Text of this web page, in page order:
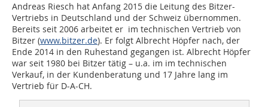
Andreas Riesch hat Anfang 2015 die Leitung des Bitzer-
Vertriebs in Deutschland und der Schweiz übernommen.
Bereits seit 2006 arbeitet er im technischen Vertrieb von
Bitzer (www.bitzer.de). Er folgt Albrecht Höpfer nach, der
Ende 2014 in den Ruhestand gegangen ist. Albrecht Höpfer
war seit 1980 bei Bitzer tätig – u.a. im im technischen
Verkauf, in der Kundenberatung und 17 Jahre lang im
Vertrieb für D-A-CH.